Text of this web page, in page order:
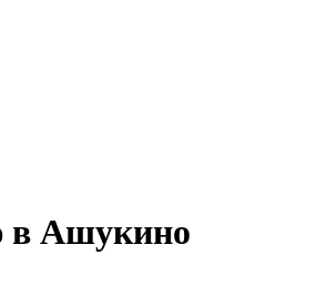
в Ашукино